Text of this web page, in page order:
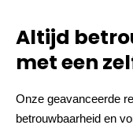
Altijd
met een
Onze geavanceerde
betrouwbaarheid en